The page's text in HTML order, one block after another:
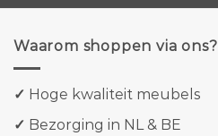
Waarom shoppen via ons?
✓ Hoge kwaliteit meubels
✓ Bezorging in NL & BE